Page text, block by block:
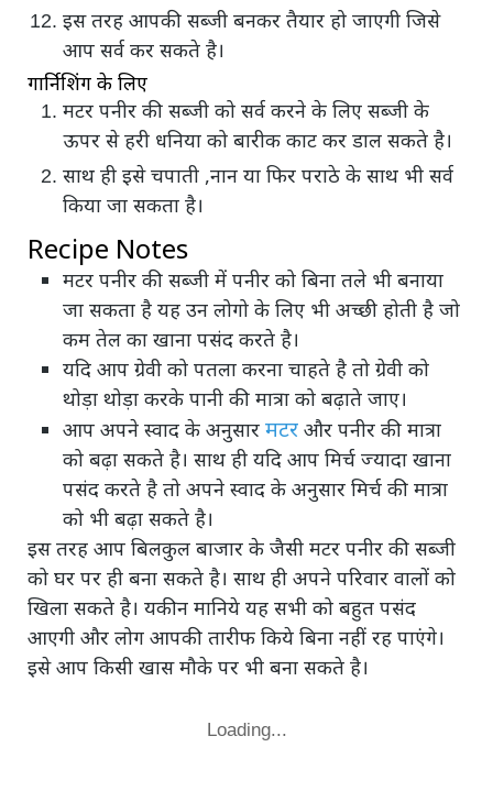
इस तरह आपकी सब्जी बनकर तैयार हो जाएगी जिसे
आप सर्व कर सकते है।
गार्निशिंग के लिए
मटर पनीर की सब्जी को सर्व करने के लिए सब्जी के
ऊपर से हरी धनिया को बारीक काट कर डाल सकते है।
साथ ही इसे चपाती ,नान या फिर पराठे के साथ भी सर्व
किया जा सकता है।
Recipe Notes
मटर पनीर की सब्जी में पनीर को बिना तले भी बनाया
जा सकता है यह उन लोगो के लिए भी अच्छी होती है जो
कम तेल का खाना पसंद करते है।
यदि आप ग्रेवी को पतला करना चाहते है तो ग्रेवी को
थोड़ा थोड़ा करके पानी की मात्रा को बढ़ाते जाए।
आप अपने स्वाद के अनुसार मटर और पनीर की मात्रा
को बढ़ा सकते है। साथ ही यदि आप मिर्च ज्यादा खाना
पसंद करते है तो अपने स्वाद के अनुसार मिर्च की मात्रा
को भी बढ़ा सकते है।
इस तरह आप बिलकुल बाजार के जैसी मटर पनीर की सब्जी
को घर पर ही बना सकते है। साथ ही अपने परिवार वालों को
खिला सकते है। यकीन मानिये यह सभी को बहुत पसंद
आएगी और लोग आपकी तारीफ किये बिना नहीं रह पाएंगे।
इसे आप किसी खास मौके पर भी बना सकते है।
Loading...